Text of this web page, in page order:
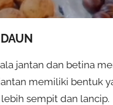
jantan dan betina
memiliki bentuk
sempit dan lancip.